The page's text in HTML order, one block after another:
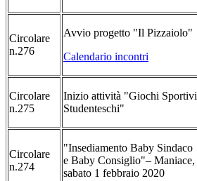
Circolare
n.276
Avvio progetto "Il Pizzaiolo"
Calendario incontri
Circolare
n.275
Inizio attività "Giochi Sportivi
Studenteschi"
Circolare
n.274
"Insediamento Baby Sindaco
e Baby Consiglio"– Maniace,
sabato 1 febbraio 2020